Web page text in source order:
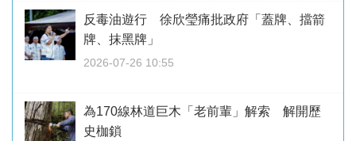
反毒油遊行 徐欣瑩痛批政府「蓋牌、擋箭
牌、抹黑牌」
2026-07-26 10:55
為170線林道巨木「老前輩」解索 解開歷
史枷鎖